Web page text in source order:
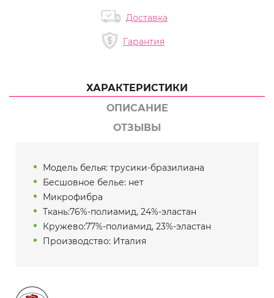
Доставка
Гарантия
ХАРАКТЕРИСТИКИ
ОПИСАНИЕ
ОТЗЫВЫ
Модель белья: трусики-бразилиана
Бесшовное белье: нет
Микрофибра
Ткань:76%-полиамид, 24%-эластан
Кружево:77%-полиамид, 23%-эластан
Производство: Италия